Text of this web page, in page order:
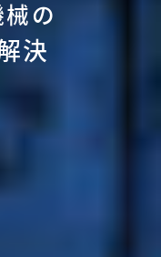
の
決